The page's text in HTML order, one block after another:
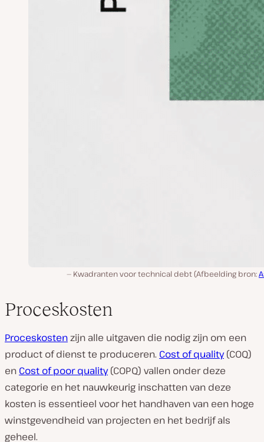
Kwadranten voor technical debt (Afbeelding bron:
Proceskosten
Proceskostenzijn alle uitgaven die nodig zijn om een
product of dienst te produceren. Cost of quality(COQ)
en Cost of poor quality(COPQ) vallen onder deze
categorie en het nauwkeurig inschatten van deze
kosten is essentieel voor het handhaven van een hoge
winstgevendheid van projecten en het bedrijf als
geheel.